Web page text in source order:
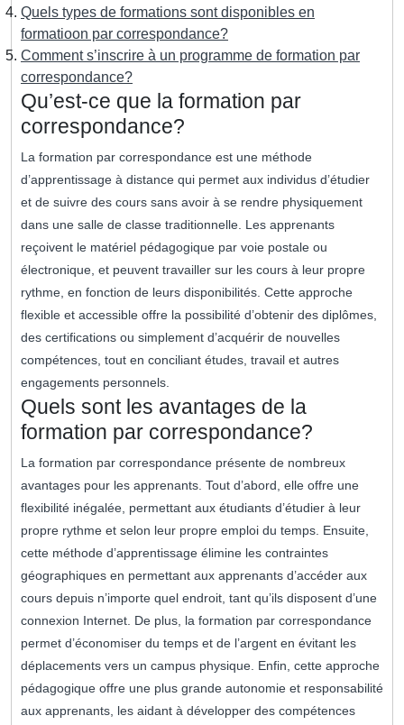
Quels types de formations sont disponibles en
formatioon par correspondance?
Comment s’inscrire à un programme de formation par
correspondance?
Qu’est-ce que la formation par
correspondance?
La formation par correspondance est une méthode
d’apprentissage à distance qui permet aux individus d’étudier
et de suivre des cours sans avoir à se rendre physiquement
dans une salle de classe traditionnelle. Les apprenants
reçoivent le matériel pédagogique par voie postale ou
électronique, et peuvent travailler sur les cours à leur propre
rythme, en fonction de leurs disponibilités. Cette approche
flexible et accessible offre la possibilité d’obtenir des diplômes,
des certifications ou simplement d’acquérir de nouvelles
compétences, tout en conciliant études, travail et autres
engagements personnels.
Quels sont les avantages de la
formation par correspondance?
La formation par correspondance présente de nombreux
avantages pour les apprenants. Tout d’abord, elle offre une
flexibilité inégalée, permettant aux étudiants d’étudier à leur
propre rythme et selon leur propre emploi du temps. Ensuite,
cette méthode d’apprentissage élimine les contraintes
géographiques en permettant aux apprenants d’accéder aux
cours depuis n’importe quel endroit, tant qu’ils disposent d’une
connexion Internet. De plus, la formation par correspondance
permet d’économiser du temps et de l’argent en évitant les
déplacements vers un campus physique. Enfin, cette approche
pédagogique offre une plus grande autonomie et responsabilité
aux apprenants, les aidant à développer des compétences